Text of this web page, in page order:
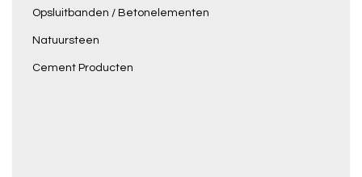
Opsluitbanden / Betonelementen
Natuursteen
Cement Producten